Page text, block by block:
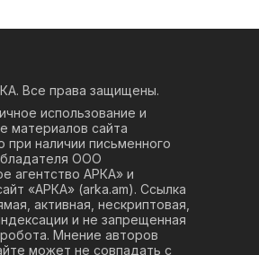
Все права защищены.
использование и
материалов сайта
при наличии письменного
ООО
агентство АРКА» и
«АРКА» (arka.am). Ссылка
активная, нескриптовая,
и не запрещенная
Мнение авторов
может не совпадать с